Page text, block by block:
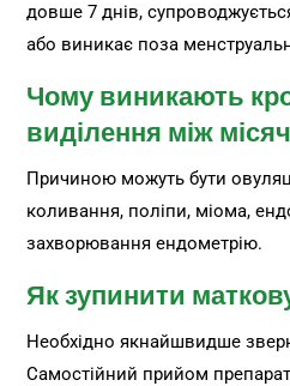
довше 7 днів,
або виникає поза
Чому виникають
виділення між
Причиною можуть бути
коливання, поліпи, міома,
захворювання ендометрію.
Як зупинити
Необхідно якнайшвидше
Самостійний прийом